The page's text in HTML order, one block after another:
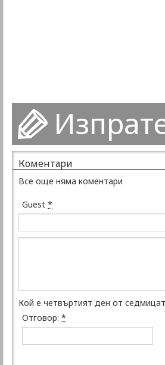
Коментари
Все още няма коментари
Guest *
Кой е четвъртият ден от
Отговор: *